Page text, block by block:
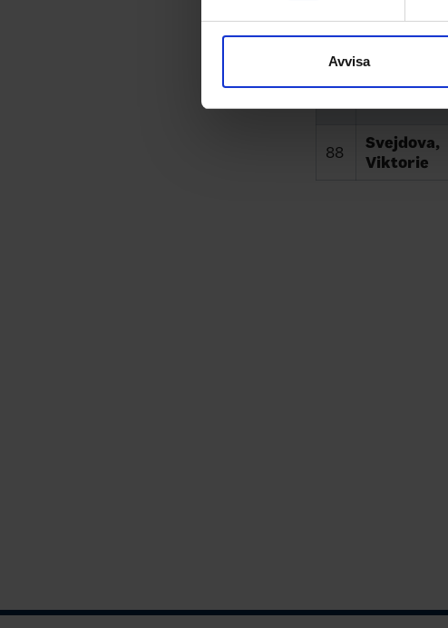
sociala medier och analysera vår
till de sociala medier och annons-
Avvisa
Lucie
81
88
Svejdova,
Viktorie